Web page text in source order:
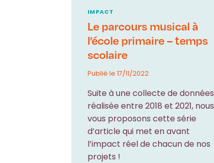
IMPACT
Le parcours musical à
l’école primaire – temps
scolaire
Publié le 17/11/2022
Suite à une collecte de données
réalisée entre 2018 et 2021, nous
vous proposons cette série
d’article qui met en avant
l’impact réel de chacun de nos
projets !